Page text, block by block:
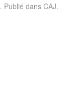
. Publié dans CAJ.